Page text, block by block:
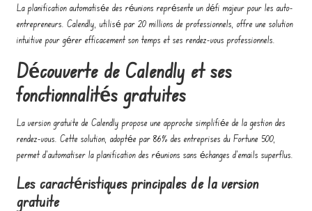
e
p
r
e
n
e
u
r
La planification automatisée des réunions représente un défi majeur pour les auto-
entrepreneurs. Calendly, utilisé par 20 millions de professionnels, offre une solution
intuitive pour gérer efficacement son temps et ses rendez-vous professionnels.
Découverte de Calendly et ses
fonctionnalités gratuites
La version gratuite de Calendly propose une approche simplifiée de la gestion des
rendez-vous. Cette solution, adoptée par 86% des entreprises du Fortune 500,
permet d'automatiser la planification des réunions sans échanges d'emails superflus.
Les caractéristiques principales de la version
gratuite